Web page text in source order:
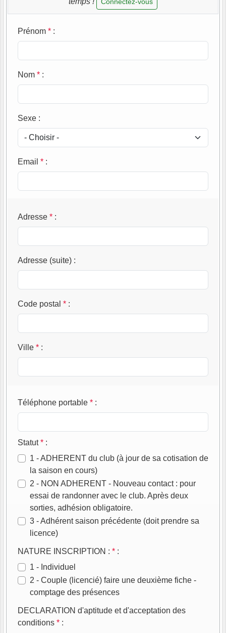
Prénom * :
Nom * :
Sexe :
Email * :
Adresse * :
Adresse (suite) :
Code postal * :
Ville * :
Téléphone portable * :
Statut* :
1 - ADHERENT du club (à jour de sa cotisation de
la saison en cours)
2 - NON ADHERENT - Nouveau contact : pour
essai de randonner avec le club. Après deux
sorties, adhésion obligatoire.
3 - Adhérent saison précédente (doit prendre sa
licence)
NATURE INSCRIPTION : * :
1 - Individuel
2 - Couple (licencié) faire une deuxième fiche -
comptage des présences
DECLARATION d'aptitude et d'acceptation des
conditions * :